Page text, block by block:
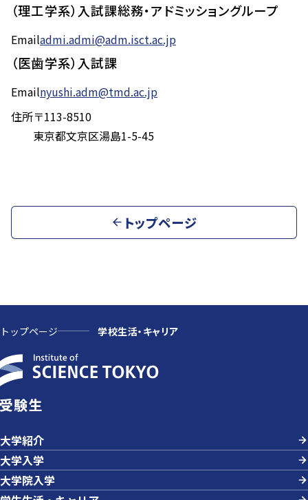
（理工学系）入試課総務・アドミッショングループ
Emailadmi.admi@adm.isct.ac.jp
（医歯学系）入試課
Emailnyushi.adm@tmd.ac.jp
住所〒113-8510
東京都文京区湯島1-5-45
トップページ
トップページ 学校生活・キャリア
受験生
大学紹介
大学入学
大学院入学